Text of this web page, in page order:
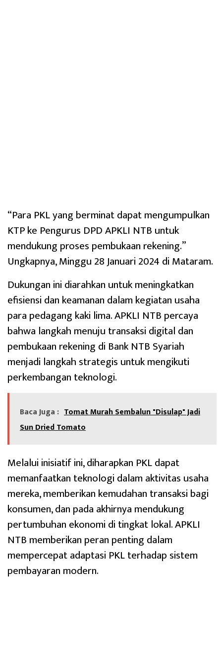
“Para PKL yang berminat dapat mengumpulkan
KTP ke Pengurus DPD APKLI NTB untuk
mendukung proses pembukaan rekening.”
Ungkapnya, Minggu 28 Januari 2024 di Mataram.
Dukungan ini diarahkan untuk meningkatkan
efisiensi dan keamanan dalam kegiatan usaha
para pedagang kaki lima. APKLI NTB percaya
bahwa langkah menuju transaksi digital dan
pembukaan rekening di Bank NTB Syariah
menjadi langkah strategis untuk mengikuti
perkembangan teknologi.
Baca Juga : Tomat Murah Sembalun "Disulap" Jadi
Sun Dried Tomato
Melalui inisiatif ini, diharapkan PKL dapat
memanfaatkan teknologi dalam aktivitas usaha
mereka, memberikan kemudahan transaksi bagi
konsumen, dan pada akhirnya mendukung
pertumbuhan ekonomi di tingkat lokal. APKLI
NTB memberikan peran penting dalam
mempercepat adaptasi PKL terhadap sistem
pembayaran modern.